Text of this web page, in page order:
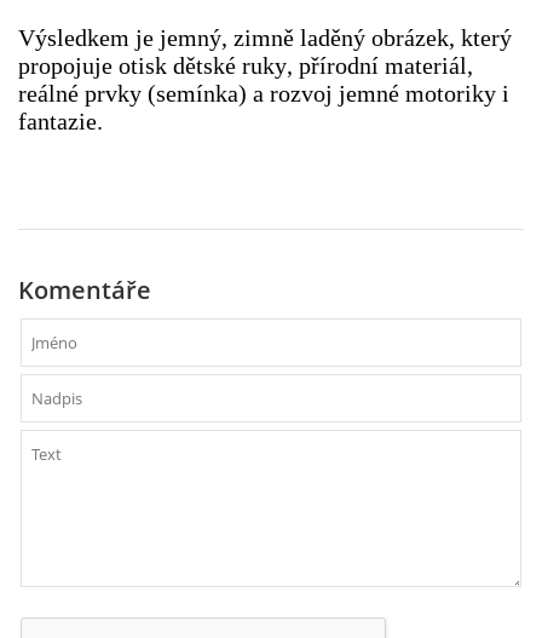
SMYSLOVÁ AKTIVITA
KALENDÁŘ PRO DĚTI
STÁTNÍ SVÁTKY
SVATÝ VÁCLAV
Výsledkem je jemný, zimně laděný obrázek, který
propojuje otisk dětské ruky, přírodní materiál,
reálné prvky (semínka) a rozvoj jemné motoriky i
fantazie.
Komentáře